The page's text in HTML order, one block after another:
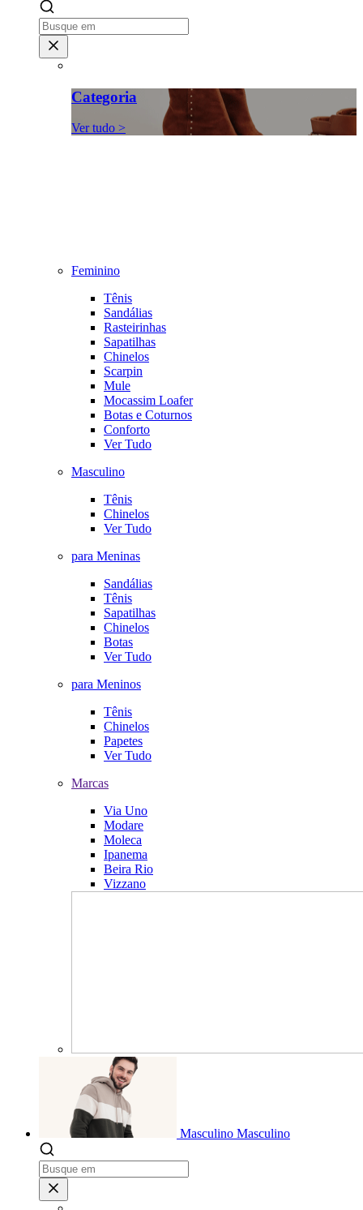
Categoria
Ver tudo >
Feminino
Tênis
Sandálias
Rasteirinhas
Sapatilhas
Chinelos
Scarpin
Mule
Mocassim Loafer
Botas e Coturnos
Conforto
Ver Tudo
Masculino
Tênis
Chinelos
Ver Tudo
para Meninas
Sandálias
Tênis
Sapatilhas
Chinelos
Botas
Ver Tudo
para Meninos
Tênis
Chinelos
Papetes
Ver Tudo
Marcas
Via Uno
Modare
Moleca
Ipanema
Beira Rio
Vizzano
Masculino Masculino